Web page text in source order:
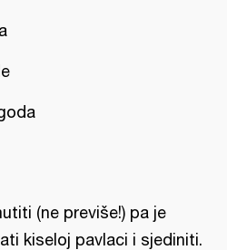
(ne previše!) pa je
kiseloj pavlaci i sjediniti.